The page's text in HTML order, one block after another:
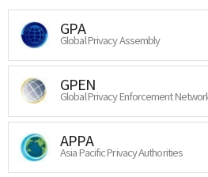
GPA
Global Privacy Assembly
GPEN
Global Privacy Enforcement
APPA
Asia Pacific Privacy Authorities